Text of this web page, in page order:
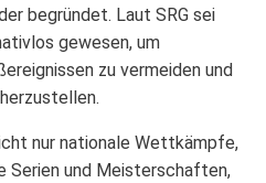
begründet. Laut SRG sei
gewesen, um
zu vermeiden und
nur nationale Wettkämpfe,
Serien und Meisterschaften,